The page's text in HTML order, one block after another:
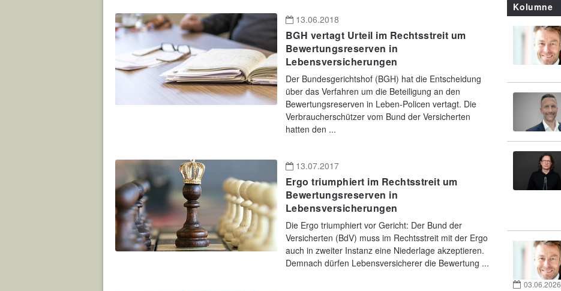
13.06.2018
BGH vertagt Urteil im Rechtsstreit um
Bewertungsreserven in
Lebensversicherungen
Der Bundesgerichtshof (BGH) hat die Entscheidung
über das Verfahren um die Beteiligung an den
Bewertungsreserven in Leben-Policen vertagt. Die
Verbraucherschützer vom Bund der Versicherten
hatten den ...
13.07.2017
Ergo triumphiert im Rechtsstreit um
Bewertungsreserven in
Lebensversicherungen
Die Ergo triumphiert vor Gericht: Der Bund der
Versicherten (BdV) muss im Rechtsstreit mit der Ergo
auch in zweiter Instanz eine Niederlage akzeptieren.
Demnach dürfen Lebensversicherer die Bewertung ...
Kolumne
03.06.2026